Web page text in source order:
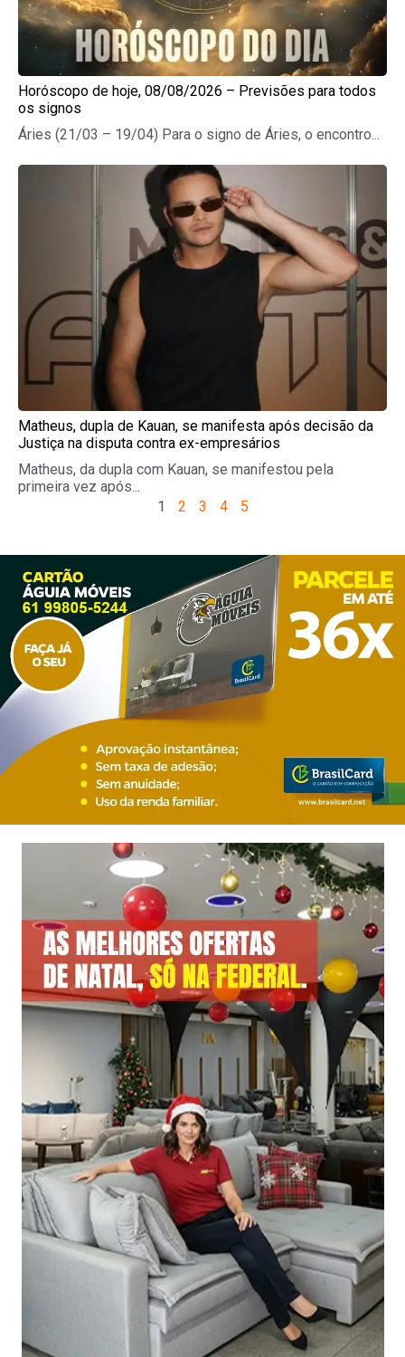
Horóscopo de hoje, 08/08/2026 – Previsões para todos
os signos
Áries (21/03 – 19/04) Para o signo de Áries, o encontro...
Matheus, dupla de Kauan, se manifesta após decisão da
Justiça na disputa contra ex-empresários
Matheus, da dupla com Kauan, se manifestou pela
primeira vez após...
1 2 3 4 5